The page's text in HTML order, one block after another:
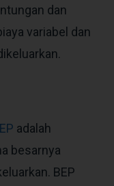
dan
variabel dan
adalah
besarnya
BEP